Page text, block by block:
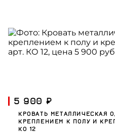
5 900 ₽
КРОВАТЬ МЕТАЛЛИЧЕСКАЯ
КРЕПЛЕНИЕМ К ПОЛУ И
КО 12